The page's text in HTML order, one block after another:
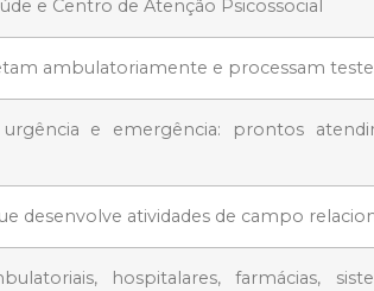
e Centro de Atenção Psicossocial
ambulatoriamente e processam
urgência e emergência: prontos
desenvolve atividades de campo
hospitalares, farmácias,